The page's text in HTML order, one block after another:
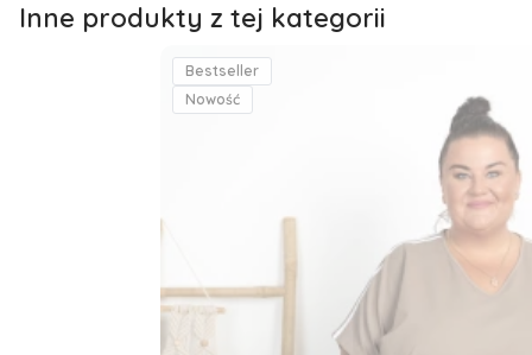
Inne produkty z tej kategorii
Bestseller
Nowość